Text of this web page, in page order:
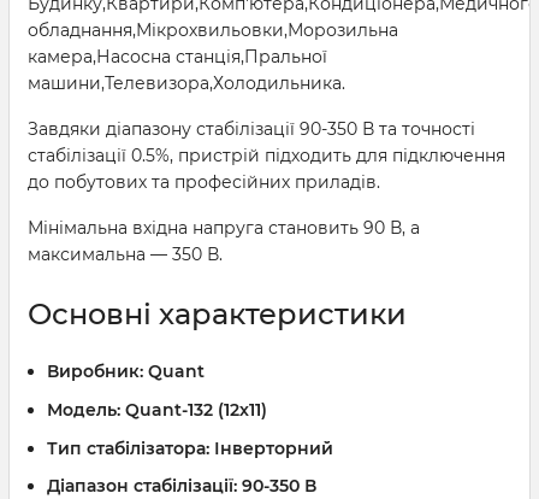
обладнання,Мікрохвильовки,Морозильна
камера,Насосна станція,Пральної
машини,Телевизора,Холодильника.
Завдяки діапазону стабілізації 90-350 В та точності
стабілізації 0.5%, пристрій підходить для підключення
до побутових та професійних приладів.
Мінімальна вхідна напруга становить 90 В, а
максимальна — 350 В.
Основні характеристики
Виробник: Quant
Модель: Quant-132 (12х11)
Тип стабілізатора: Інверторний
Діапазон стабілізації: 90-350 В